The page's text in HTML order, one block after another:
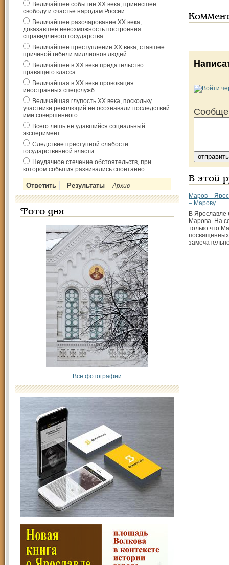
Величайшее событие ХХ века, принёсшее
свободу и счастье народам России
Величайшее разочарование ХХ века,
доказавшее невозможность построения
справедливого государства
Величайшее преступление ХХ века, ставшее
причиной гибели миллионов людей
Величайшее в ХХ веке предательство
правящего класса
Величайшая в ХХ веке провокация
иностранных спецслужб
Величайшая глупость ХХ века, поскольку
участники революций не осознавали последствий
ими совершённого
Всего лишь не удавшийся социальный
эксперимент
Следствие преступной слабости
государственной власти
Неудачное стечение обстоятельств, при
котором события развивались спонтанно
Архив
Фото дня
Все фотографии
В этой
Маров –
– Марову
В Ярославле
Марова. На
только что